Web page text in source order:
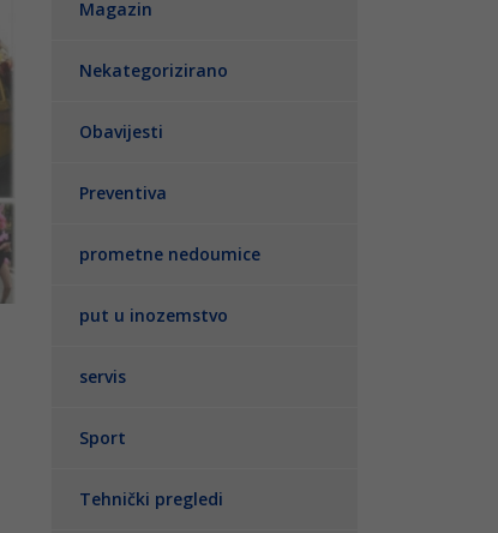
Magazin
Nekategorizirano
Obavijesti
Preventiva
prometne nedoumice
put u inozemstvo
servis
Sport
Tehnički pregledi